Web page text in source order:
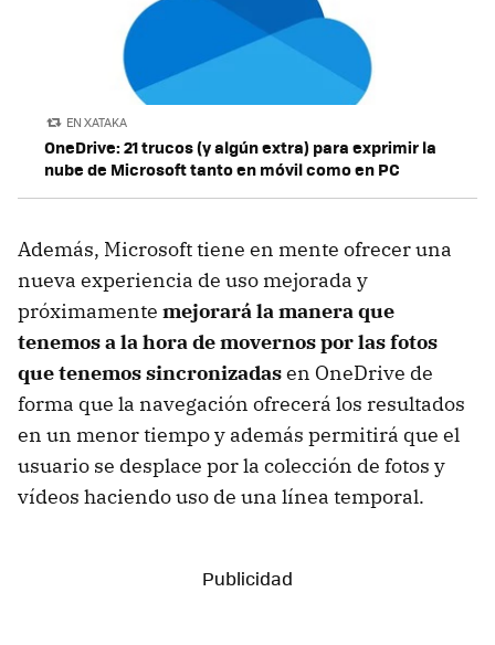
EN XATAKA
OneDrive: 21 trucos (y algún extra) para exprimir la
nube de Microsoft tanto en móvil como en PC
Además, Microsoft tiene en mente ofrecer una
nueva experiencia de uso mejorada y
próximamente mejorará la manera que
tenemos a la hora de movernos por las fotos
que tenemos sincronizadasen OneDrive de
forma que la navegación ofrecerá los resultados
en un menor tiempo y además permitirá que el
usuario se desplace por la colección de fotos y
vídeos haciendo uso de una línea temporal.